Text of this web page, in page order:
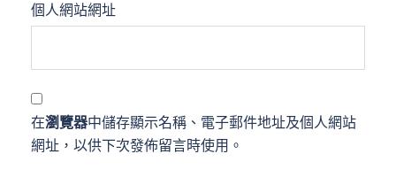
個人網站網址
在瀏覽器中儲存顯示名稱、電子郵件地址及個人網站
網址，以供下次發佈留言時使用。